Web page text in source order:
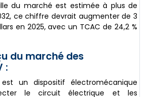
du marché est estimée à plus de
ce chiffre devrait augmenter de 3
en 2025, avec un TCAC de 24,2 %
du marché des
:
un dispositif électromécanique
le circuit électrique et les